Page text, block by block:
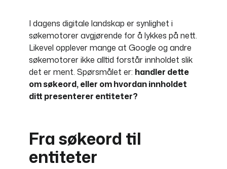
I dagens digitale landskap er synlighet i
søkemotorer avgjørende for å lykkes på nett.
Likevel opplever mange at Google og andre
søkemotorer ikke alltid forstår innholdet slik
det er ment. Spørsmålet er: handler dette
om søkeord, eller om hvordan innholdet
ditt presenterer entiteter?
Fra søkeord til
entiteter